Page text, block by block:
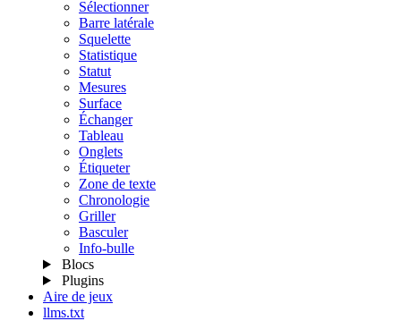
Sélectionner
Barre latérale
Squelette
Statistique
Statut
Mesures
Surface
Échanger
Tableau
Onglets
Étiqueter
Zone de texte
Chronologie
Griller
Basculer
Info-bulle
Blocs
Plugins
Aire de jeux
llms.txt